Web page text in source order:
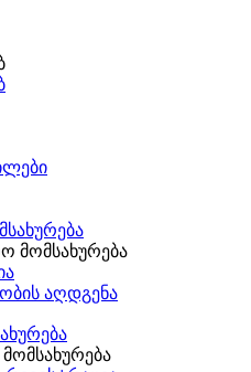
მომსახურება
აღდგენა